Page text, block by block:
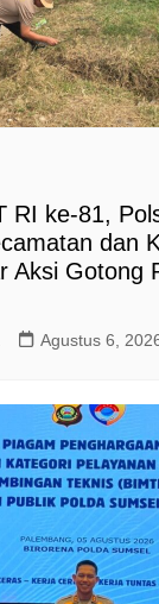
RI ke-81,
dan
Aksi Gotong
Agustus 6,